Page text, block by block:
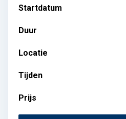
Startdatum
Duur
Locatie
Tijden
Prijs